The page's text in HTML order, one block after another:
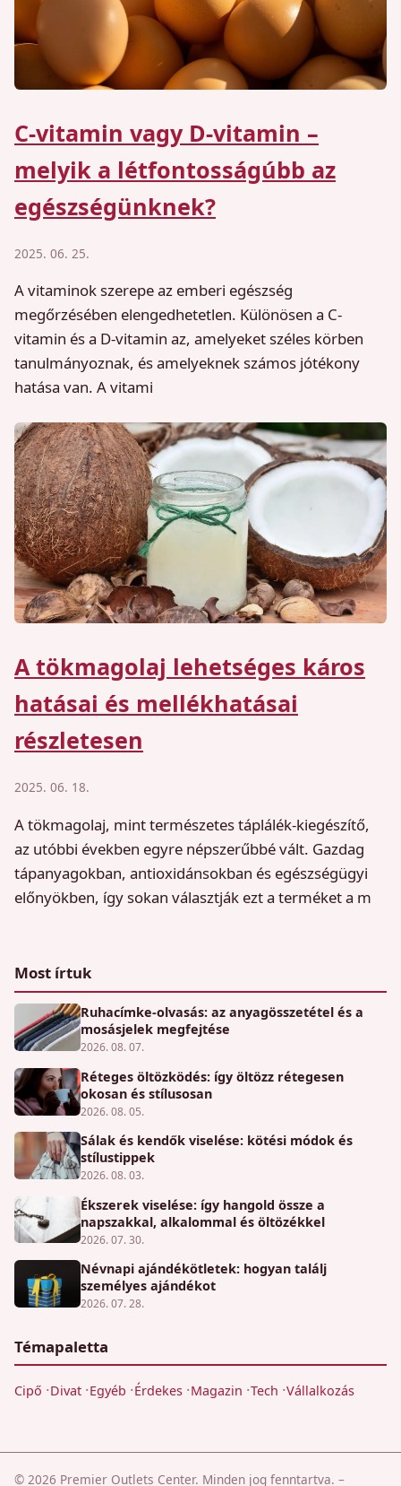
C-vitamin vagy D-vitamin –
melyik a létfontosságúbb az
egészségünknek?
2025. 06. 25.
A vitaminok szerepe az emberi egészség
megőrzésében elengedhetetlen. Különösen a C-
vitamin és a D-vitamin az, amelyeket széles körben
tanulmányoznak, és amelyeknek számos jótékony
hatása van. A vitami
A tökmagolaj lehetséges káros
hatásai és mellékhatásai
részletesen
2025. 06. 18.
A tökmagolaj, mint természetes táplálék-kiegészítő,
az utóbbi években egyre népszerűbbé vált. Gazdag
tápanyagokban, antioxidánsokban és egészségügyi
előnyökben, így sokan választják ezt a terméket a m
Most írtuk
Ruhacímke-olvasás: az anyagösszetétel és a
mosásjelek megfejtése
2026. 08. 07.
Réteges öltözködés: így öltözz rétegesen
okosan és stílusosan
2026. 08. 05.
Sálak és kendők viselése: kötési módok és
stílustippek
2026. 08. 03.
Ékszerek viselése: így hangold össze a
napszakkal, alkalommal és öltözékkel
2026. 07. 30.
Névnapi ajándékötletek: hogyan találj
személyes ajándékot
2026. 07. 28.
Témapaletta
Cipő Divat Egyéb Érdekes Magazin Tech Vállalkozás
© 2026 Premier Outlets Center. Minden jog fenntartva. –